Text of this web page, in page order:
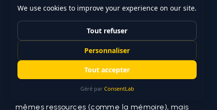
sur le même principe.
En programmation, un process peut être vu
comme un programme en cours d'exécution. Un
thread est une séquence d'instructions dans ce
programme qui peut être exécutée
indépendamment des autres. Un processus peut
contenir plusieurs threads, tous partageant les
mêmes ressources (comme la mémoire), mais